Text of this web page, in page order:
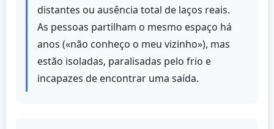
distantes ou ausência total de laços reais.
As pessoas partilham o mesmo espaço há
anos («não conheço o meu vizinho»), mas
estão isoladas, paralisadas pelo frio e
incapazes de encontrar uma saída.